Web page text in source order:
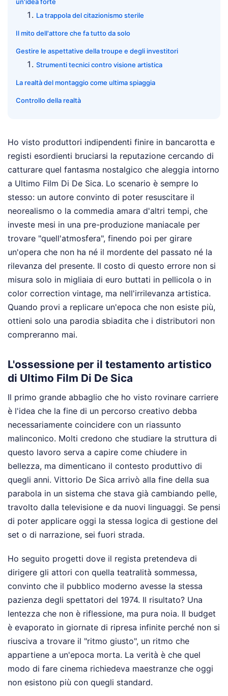
La trappola del citazionismo sterile
Il mito dell'attore che fa tutto da solo
Gestire le aspettative della troupe e degli investitori
Strumenti tecnici contro visione artistica
La realtà del montaggio come ultima spiaggia
Controllo della realtà
Ho visto produttori indipendenti finire in bancarotta e
registi esordienti bruciarsi la reputazione cercando di
catturare quel fantasma nostalgico che aleggia intorno
a Ultimo Film Di De Sica. Lo scenario è sempre lo
stesso: un autore convinto di poter resuscitare il
neorealismo o la commedia amara d'altri tempi, che
investe mesi in una pre-produzione maniacale per
trovare "quell'atmosfera", finendo poi per girare
un'opera che non ha né il mordente del passato né la
rilevanza del presente. Il costo di questo errore non si
misura solo in migliaia di euro buttati in pellicola o in
color correction vintage, ma nell'irrilevanza artistica.
Quando provi a replicare un'epoca che non esiste più,
ottieni solo una parodia sbiadita che i distributori non
compreranno mai.
L'ossessione per il testamento artistico
di Ultimo Film Di De Sica
Il primo grande abbaglio che ho visto rovinare carriere
è l'idea che la fine di un percorso creativo debba
necessariamente coincidere con un riassunto
malinconico. Molti credono che studiare la struttura di
questo lavoro serva a capire come chiudere in
bellezza, ma dimenticano il contesto produttivo di
quegli anni. Vittorio De Sica arrivò alla fine della sua
parabola in un sistema che stava già cambiando pelle,
travolto dalla televisione e da nuovi linguaggi. Se pensi
di poter applicare oggi la stessa logica di gestione del
set o di narrazione, sei fuori strada.
Ho seguito progetti dove il regista pretendeva di
dirigere gli attori con quella teatralità sommessa,
convinto che il pubblico moderno avesse la stessa
pazienza degli spettatori del 1974. Il risultato? Una
lentezza che non è riflessione, ma pura noia. Il budget
è evaporato in giornate di ripresa infinite perché non si
riusciva a trovare il "ritmo giusto", un ritmo che
appartiene a un'epoca morta. La verità è che quel
modo di fare cinema richiedeva maestranze che oggi
non esistono più con quegli standard.